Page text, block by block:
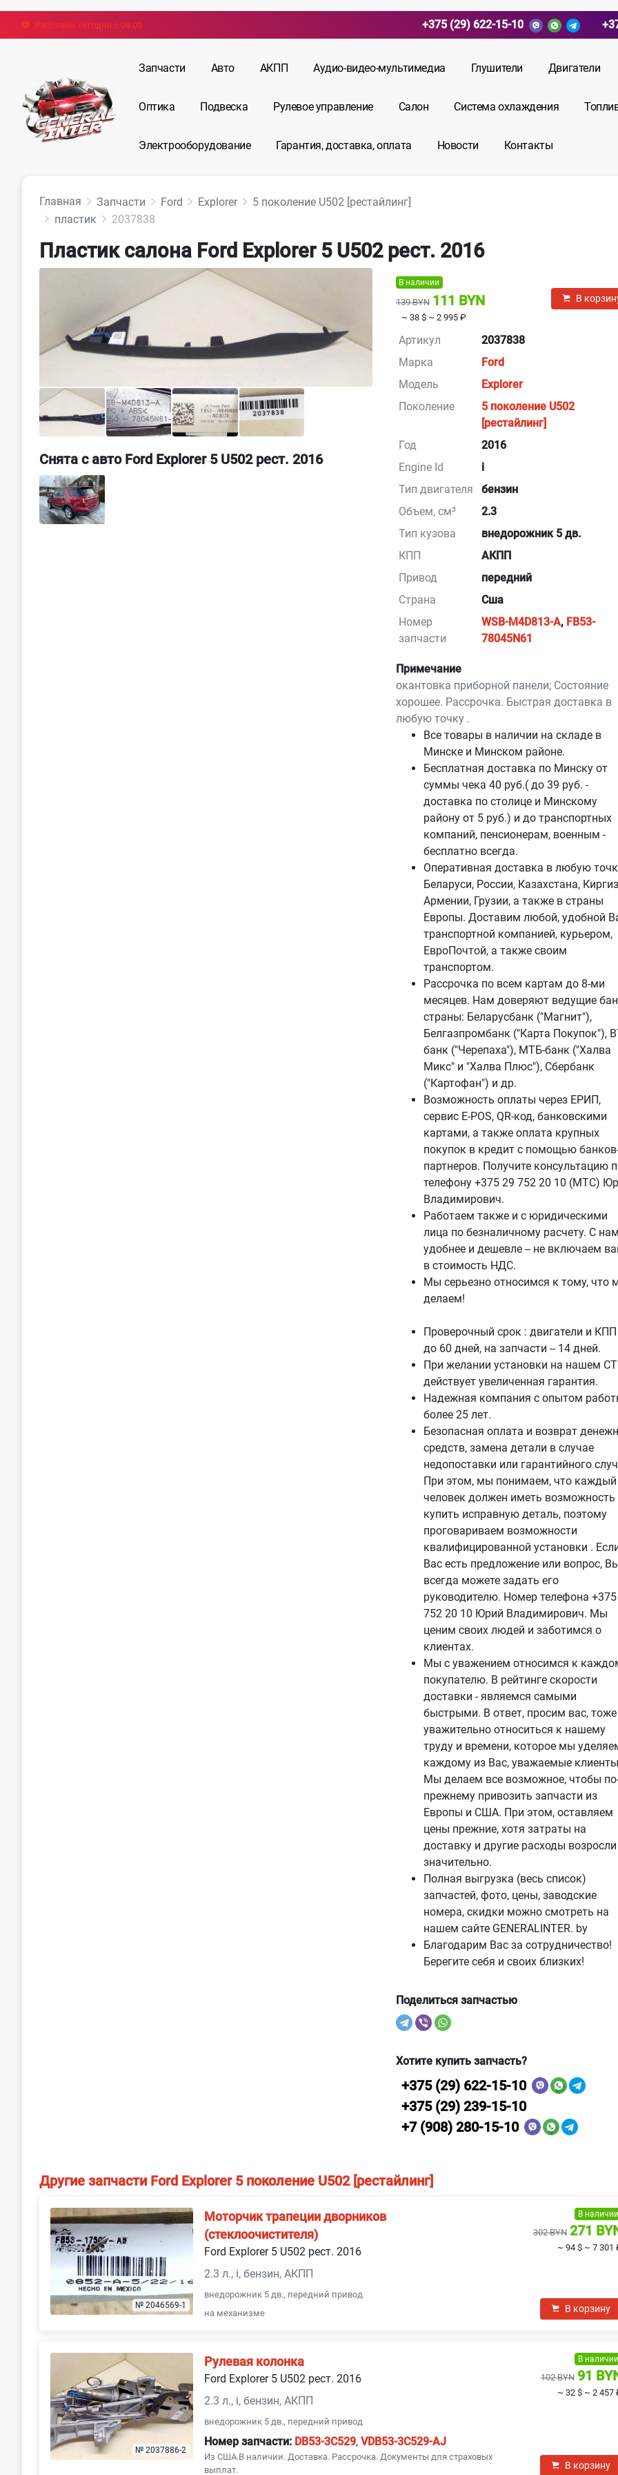
Работаем сегодня с 09:00 +375 (29) 622-15-10
Запчасти Авто АКПП Аудио-видео-мультимедиа Глушители Двигатели
Оптика Подвеска Рулевое управление Салон Система охлаждения
Электрооборудование Гарантия, доставка, оплата Новости Контакты
Главная Запчасти Ford Explorer
5 поколение U502 [рестайлинг]
пластик
2037838
Пластик салона Ford Explorer 5 U502 рест. 2016
Снята с авто Ford Explorer 5 U502 рест. 2016
В наличии
139 BYN 111 BYN
~ 38 $ ~ 2 995 ₽
В
Артикул
2037838
Марка
Ford
Модель
Explorer
Поколение
5 поколение U502
[рестайлинг]
Год
2016
Engine Id
i
Тип двигателя
бензин
Объем, см³
2.3
Тип кузова
внедорожник 5 дв.
КПП
АКПП
Привод
передний
Страна
Сша
Номер
запчасти
WSB-M4D813-A, FB53-
78045N61
Примечание
окантовка приборной панели; Состояние
хорошее. Рассрочка. Быстрая доставка в
любую точку .
Все товары в наличии на складе в
Минскe и Минском районе.
Бесплатная доставка по Минску от
суммы чека 40 руб.( до 39 руб. -
доставка по столице и Минскому
району от 5 руб.) и до транспортных
компаний, пенсионерам, военным -
бесплатно всегда.
Оперативная доставка в любую
Беларуси, России, Казахстана,
Армении, Грузии, а также в страны
Европы. Доставим любой, удобной
транспортной компанией, курьером,
ЕвроПочтой, а также своим
транспортом.
Рассрочка по всем картам до 8-ми
месяцев. Нам доверяют ведущие
страны: Беларусбанк ("Магнит"),
Белгазпромбанк ("Карта Покупок"),
банк ("Черепаха"), МТБ-банк ("Халва
Микс" и "Халва Плюс"), Сбербанк
("Картофан") и др.
Возможность оплаты через ЕРИП,
сервис E-POS, QR-код, банковскими
картами, а также оплата крупных
покупок в кредит с помощью
партнеров. Получите консультацию
телефону +375 29 752 20 10 (МТС)
Владимирович.
Работаем также и с юридическими
лица по безналичному расчету. С
удобнее и дешевле -- не включаем
в стоимость НДС.
Мы серьезно относимся к тому, что
делаем!
Проверочный срок : двигатели и КПП
до 60 дней, на запчасти -- 14 дней.
При желании установки на нашем
действует увеличенная гарантия.
Надежная компания с опытом
более 25 лет.
Безопасная оплата и возврат
средств, замена детали в случае
недопоставки или гарантийного
При этом, мы понимаем, что каждый
человек должен иметь возможность
купить исправную деталь, поэтому
проговариваем возможности
квалифицированной установки .
Вас есть предложение или вопрос,
всегда можете задать его
руководителю. Номер телефона
752 20 10 Юрий Владимирович. Мы
ценим своих людей и заботимся о
клиентах.
Мы с уважением относимся к
покупателю. В рейтинге скорости
доставки - являемся самыми
быстрыми. В ответ, просим вас, тоже
уважительно относиться к нашему
труду и времени, которое мы
каждому из Вас, уважаемые
Мы делаем все возможное, чтобы
прежнему привозить запчасти из
Европы и США. При этом, оставляем
цены прежние, хотя затраты на
доставку и другие расходы возросли
значительно.
Полная выгрузка (весь список)
запчастей, фото, цены, заводские
номера, скидки можно смотреть на
нашем сайте GENERALINTER. by
Благодарим Вас за сотрудничество!
Берегите себя и своих близких!
Поделиться запчастью
Хотите купить запчасть?
+375 (29) 622-15-10
+375 (29) 239-15-10
+7 (908) 280-15-10
Другие запчасти Ford Explorer 5 поколение U502 [рестайлинг]
№ 2046569-1
Моторчик трапеции дворников
(стеклоочистителя)
Ford Explorer 5 U502 рест. 2016
2.3 л., i, бензин, АКПП
внедорожник 5 дв., передний привод
на механизме
В наличии
302 BYN 271
~ 94 $ ~ 7 301
В корзину
№ 2037886-2
Рулевая колонка
Ford Explorer 5 U502 рест. 2016
2.3 л., i, бензин, АКПП
внедорожник 5 дв., передний привод
Номер запчасти: DB53-3C529,VDB53-3C529-AJ
Из США.В наличии. Доставка. Рассрочка. Документы для страховых
выплат.
В наличии
102 BYN 91
~ 32 $ ~ 2 457
В корзину